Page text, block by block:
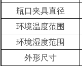
瓶口夹具直径
环境温度范围
环境湿度范围
外形尺寸